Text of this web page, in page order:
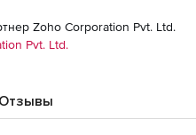
Management
Zoho Corporation Pvt. Ltd.
Pvt. Ltd.
Отзывы